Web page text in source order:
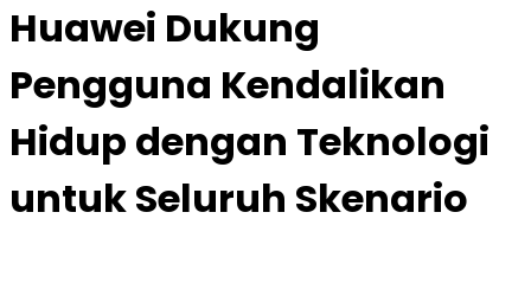
Huawei Dukung
Pengguna Kendalikan
Hidup dengan Teknologi
untuk Seluruh Skenario